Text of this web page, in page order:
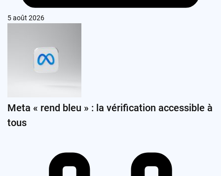
5 août 2026
Meta « rend bleu » : la vérification accessible à
tous